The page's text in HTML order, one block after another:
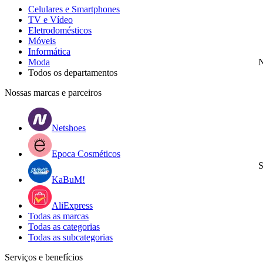
Celulares e Smartphones
TV e Vídeo
Eletrodomésticos
Móveis
Informática
Moda
Todos os departamentos
Nossas marcas e parceiros
Netshoes
Epoca Cosméticos
KaBuM!
AliExpress
Todas as marcas
Todas as categorias
Todas as subcategorias
Serviços e benefícios